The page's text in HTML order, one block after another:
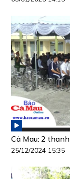
Cà Mau: 2
25/12/2024 15:35